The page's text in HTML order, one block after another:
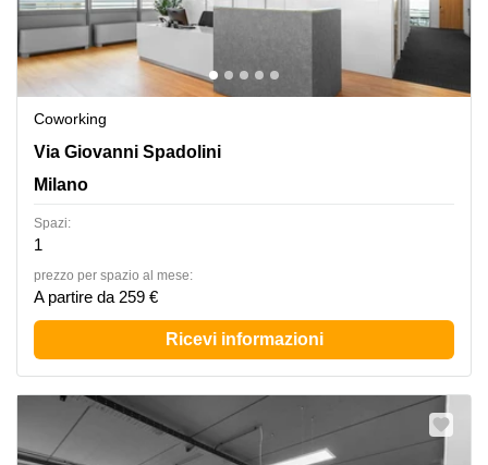
Coworking
Via Giovanni Spadolini 7,Palazzo B,Piano 6, Milano
Via Giovanni Spadolini
Milano
Spazi:
1
prezzo per spazio al mese:
A partire da 259 €
Ricevi informazioni